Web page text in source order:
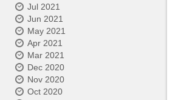
Jul 2021
Jun 2021
May 2021
Apr 2021
Mar 2021
Dec 2020
Nov 2020
Oct 2020